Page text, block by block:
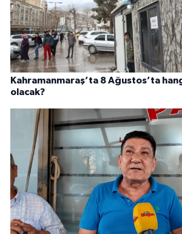
Kahramanmaraş’ta 8 Ağustos’ta
olacak?